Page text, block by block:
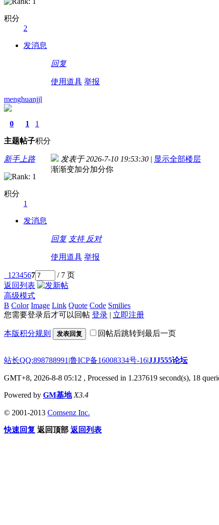
积分
2
发消息
回复
使用道具 举报
menghuanjjl
0
主题
1
帖子
1
积分
新手上路
积分
1
发消息
发表于 2026-7-10 19:53:30 | 显示全部楼层
渐渐变加分加分你
回复 支持 反对
使用道具 举报
1 234567
/ 7 页
返回列表
高级模式
B Color Image Link Quote Code Smilies
您需要登录后才可以回帖 登录 | 立即注册
本版积分规则 发表回复 回帖后跳转到最后一页
站长QQ:898788991 |鲁ICP备16008334号-16|JJJ555论坛
GMT+8, 2026-8-8 05:12 , Processed in 1.237619 second(s), 18
Powered by GM基地 X3.4
© 2001-2013 Comsenz Inc.
快速回复 返回顶部 返回列表